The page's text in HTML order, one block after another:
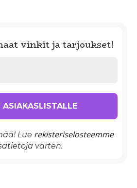
vinkit ja tarjoukset!
Lue rekisteriselosteemme
varten.